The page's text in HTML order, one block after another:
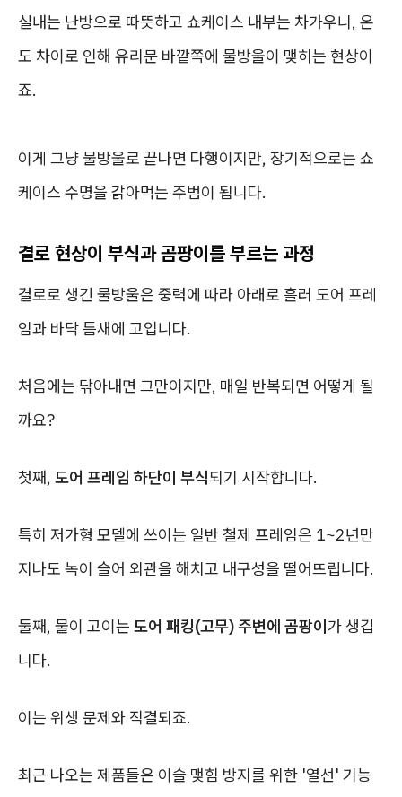
실내는 난방으로 따뜻하고 쇼케이스 내부는 차가우니, 온
도 차이로 인해 유리문 바깥쪽에 물방울이 맺히는 현상이
죠.
이게 그냥 물방울로 끝나면 다행이지만, 장기적으로는 쇼
케이스 수명을 갉아먹는 주범이 됩니다.
결로 현상이 부식과 곰팡이를 부르는 과정
결로로 생긴 물방울은 중력에 따라 아래로 흘러 도어 프레
임과 바닥 틈새에 고입니다.
처음에는 닦아내면 그만이지만, 매일 반복되면 어떻게 될
까요?
첫째, 도어 프레임 하단이 부식되기 시작합니다.
특히 저가형 모델에 쓰이는 일반 철제 프레임은 1~2년만
지나도 녹이 슬어 외관을 해치고 내구성을 떨어뜨립니다.
둘째, 물이 고이는 도어 패킹(고무) 주변에 곰팡이가 생깁
니다.
이는 위생 문제와 직결되죠.
최근 나오는 제품들은 이슬 맺힘 방지를 위한 '열선' 기능